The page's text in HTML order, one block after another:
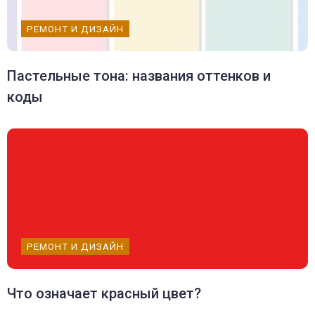
РЕМОНТ И ДИЗАЙН
Пастельные тона: названия оттенков и
коды
РЕМОНТ И ДИЗАЙН
Что означает красный цвет?